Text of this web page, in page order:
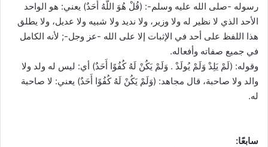
رسوله -صلى الله عليه وسلم-: (قُلْ هُوَ اللَّهُ أَحَدٌ) يعني: هو الواحد
الأحد الذي لا نظير له ولا وزير، ولا نديد ولا شبيه ولا عديل، ولا يطلق
هذا اللفظ على أحد في الإثبات إلا على الله -عز وجل-; لأنه الكامل
في جميع صفاته وأفعاله.
وقوله: (لَمْ يَلِدْ وَلَمْ يُولَدْ . وَلَمْ يَكُنْ لَهُ كُفُوًا أَحَدٌ) أي: ليس له ولد ولا
والد ولا صاحبة، قال مجاهد: (وَلَمْ يَكُنْ لَهُ كُفُوًا أَحَدٌ) يعني: لا صاحبة
له.
سابعًا: